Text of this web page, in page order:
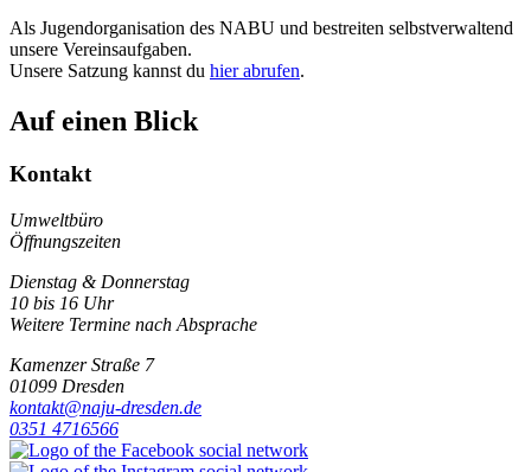
Als Jugendorganisation des NABU und bestreiten selbstverwaltend
unsere Vereins­aufgaben.
Unsere Satzung kannst du hier abrufen.
Auf einen Blick
Kontakt
Umweltbüro
Öffnungszeiten
Dienstag & Donnerstag
10 bis 16 Uhr
Weitere Termine nach Absprache
Kamenzer Straße 7
01099 Dresden
kontakt@naju-dresden.de
0351 4716566